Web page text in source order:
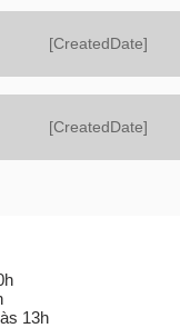
[CreatedDate]
[CreatedDate]
13h